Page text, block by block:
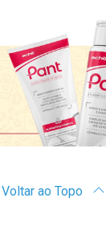
Destaque
Voltar ao Topo